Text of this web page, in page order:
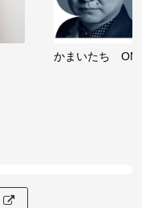
かまいたち